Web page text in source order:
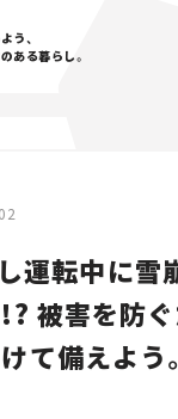
う、
ある暮らし。
運転中に雪
被害を防
て備えよう